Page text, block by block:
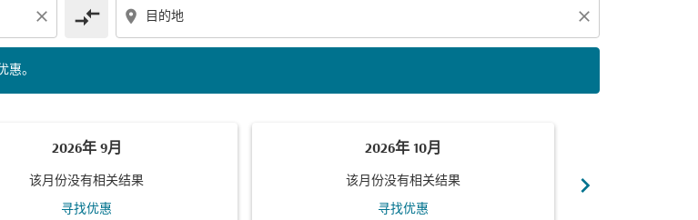
close compare_arrows location_on close
惠。
2026年 9月
该月份没有相关结果
寻找优惠
2026年 10月
该月份没有相关结果
寻找优惠
chevron_right